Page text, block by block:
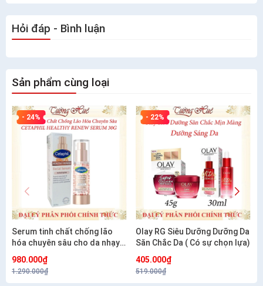
Hỏi đáp - Bình luận
Sản phẩm cùng loại
- 24%
Serum tinh chất chống lão
hóa chuyên sâu cho da nhạy
cảm CETAPHIL HEALTHY
RENEW SERUM 30G
980.000₫
1.290.000₫
- 22%
Olay RG Siêu Dưỡng Dưỡng Da
Săn Chắc Da ( Có sự chọn lựa)
405.000₫
519.000₫